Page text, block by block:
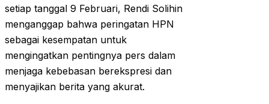
setiap tanggal 9 Februari, Rendi Solihin
menganggap bahwa peringatan HPN
sebagai kesempatan untuk
mengingatkan pentingnya pers dalam
menjaga kebebasan berekspresi dan
menyajikan berita yang akurat.